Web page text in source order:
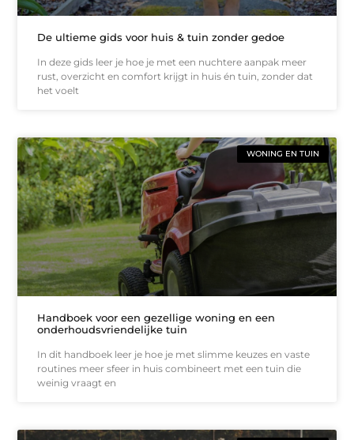
De ultieme gids voor huis & tuin zonder gedoe
In deze gids leer je hoe je met een nuchtere aanpak meer
rust, overzicht en comfort krijgt in huis én tuin, zonder dat
het voelt
WONING EN TUIN
Handboek voor een gezellige woning en een
onderhoudsvriendelijke tuin
In dit handboek leer je hoe je met slimme keuzes en vaste
routines meer sfeer in huis combineert met een tuin die
weinig vraagt en